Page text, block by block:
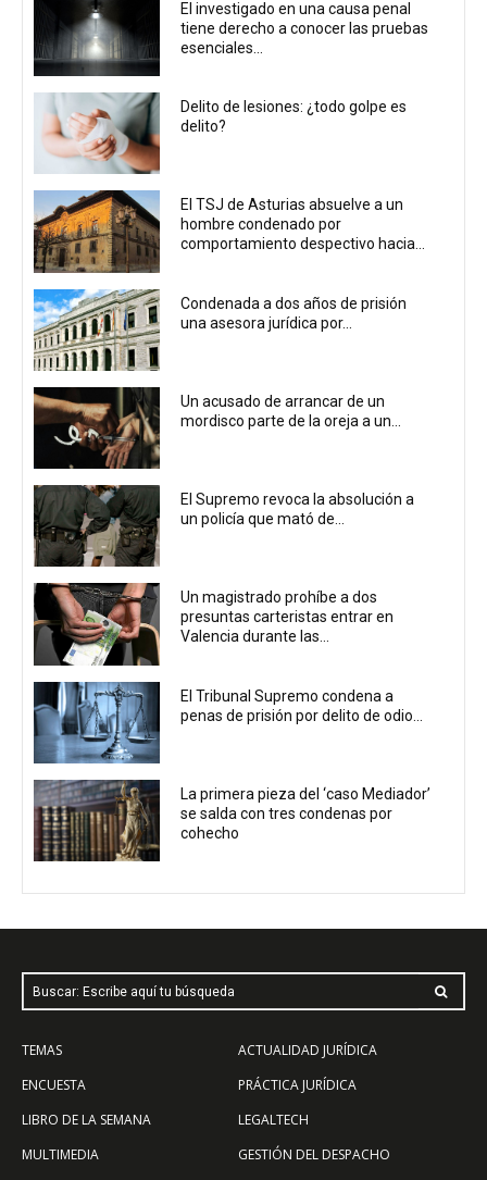
El investigado en una causa penal
tiene derecho a conocer las pruebas
esenciales...
Delito de lesiones: ¿todo golpe es
delito?
El TSJ de Asturias absuelve a un
hombre condenado por
comportamiento despectivo hacia...
Condenada a dos años de prisión
una asesora jurídica por...
Un acusado de arrancar de un
mordisco parte de la oreja a un...
El Supremo revoca la absolución a
un policía que mató de...
Un magistrado prohíbe a dos
presuntas carteristas entrar en
Valencia durante las...
El Tribunal Supremo condena a
penas de prisión por delito de odio...
La primera pieza del ‘caso Mediador’
se salda con tres condenas por
cohecho
Buscar: Escribe aquí tu búsqueda
TEMAS
ENCUESTA
LIBRO DE LA SEMANA
MULTIMEDIA
ACTUALIDAD JURÍDICA
PRÁCTICA JURÍDICA
LEGALTECH
GESTIÓN DEL DESPACHO